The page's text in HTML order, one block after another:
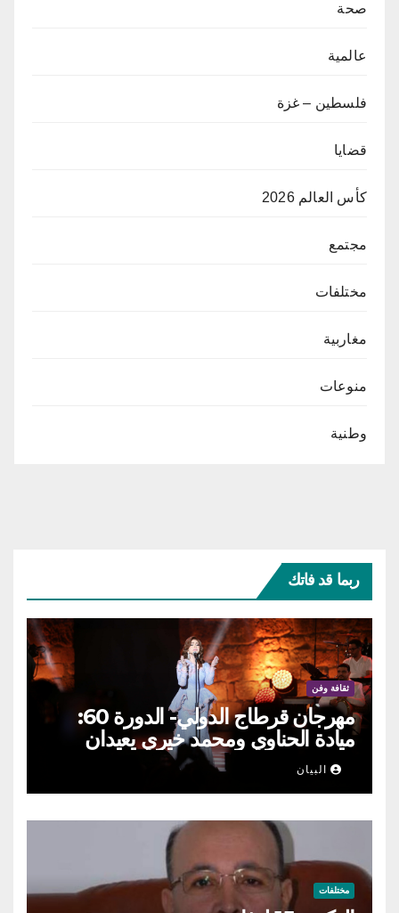
صحة
عالمية
فلسطين – غزة
قضايا
كأس العالم 2026
مجتمع
مختلفات
مغاربية
منوعات
وطنية
ربما قد فاتك
ثقافة وفن
مهرجان قرطاج الدولي- الدورة 60:
ميادة الحناوي ومحمد خيري يعيدان
الطرب السوري إلى ركح قرطاج
البيان
مختلفات